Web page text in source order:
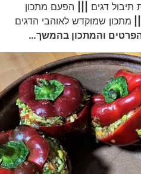
דגים|||
הפעם מתכון
מתכון שמוקדש לאוהבי הדגים
והמתכון בהמשך…